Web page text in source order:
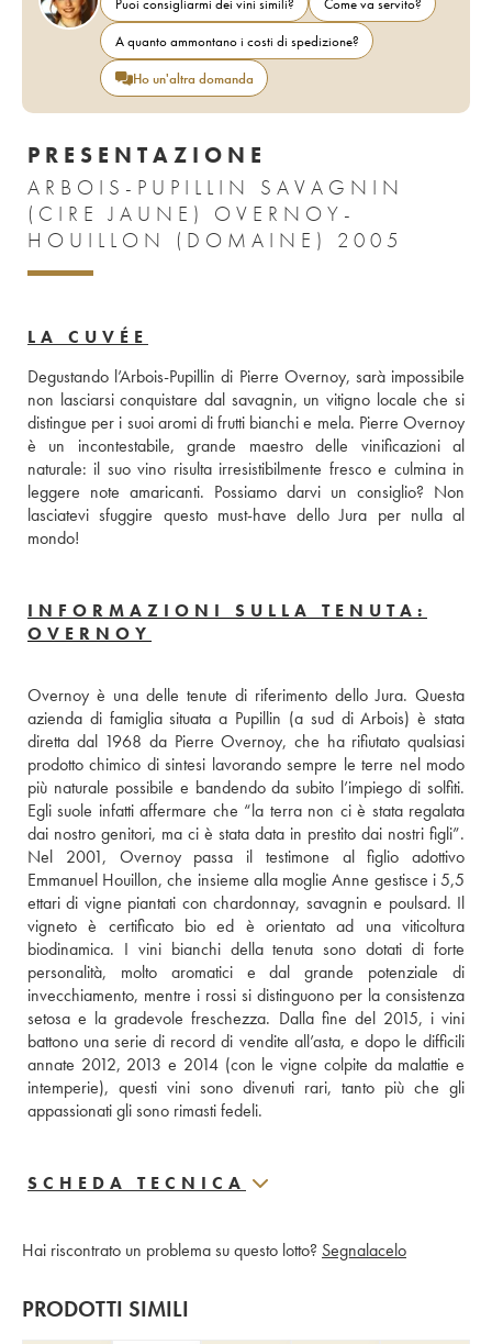
A quanto ammontano i costi di spedizione?
Ho un'altra domanda
PRESENTAZIONE
ARBOIS-PUPILLIN SAVAGNIN
(CIRE JAUNE) OVERNOY-
HOUILLON (DOMAINE) 2005
LA CUVÉE
Degustando l’Arbois-Pupillin di Pierre Overnoy, sarà impossibile
non lasciarsi conquistare dal savagnin, un vitigno locale che si
distingue per i suoi aromi di frutti bianchi e mela. Pierre Overnoy
è un incontestabile, grande maestro delle vinificazioni al
naturale: il suo vino risulta irresistibilmente fresco e culmina in
leggere note amaricanti. Possiamo darvi un consiglio? Non
lasciatevi sfuggire questo must-have dello Jura per nulla al
mondo!
INFORMAZIONI SULLA TENUTA:
OVERNOY
Overnoy è una delle tenute di riferimento dello Jura. Questa
azienda di famiglia situata a Pupillin (a sud di Arbois) è stata
diretta dal 1968 da Pierre Overnoy, che ha rifiutato qualsiasi
prodotto chimico di sintesi lavorando sempre le terre nel modo
più naturale possibile e bandendo da subito l’impiego di solfiti.
Egli suole infatti affermare che “la terra non ci è stata regalata
dai nostro genitori, ma ci è stata data in prestito dai nostri figli”.
Nel 2001, Overnoy passa il testimone al figlio adottivo
Emmanuel Houillon, che insieme alla moglie Anne gestisce i 5,5
ettari di vigne piantati con chardonnay, savagnin e poulsard. Il
vigneto è certificato bio ed è orientato ad una viticoltura
biodinamica. I vini bianchi della tenuta sono dotati di forte
personalità, molto aromatici e dal grande potenziale di
invecchiamento, mentre i rossi si distinguono per la consistenza
setosa e la gradevole freschezza. Dalla fine del 2015, i vini
battono una serie di record di vendite all’asta, e dopo le difficili
annate 2012, 2013 e 2014 (con le vigne colpite da malattie e
intemperie), questi vini sono divenuti rari, tanto più che gli
appassionati gli sono rimasti fedeli.
SCHEDA TECNICA
Hai riscontrato un problema su questo lotto? Segnalacelo
PRODOTTI SIMILI